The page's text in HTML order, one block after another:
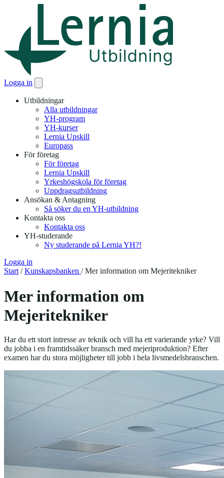
Logga in
Utbildningar
Alla utbildningar
YH-program
YH-kurser
Lernia Upskill
Europass
För företag
För företag
Lernia Upskill
Yrkeshögskola för företag
Uppdragsutbildning
Ansökan & Antagning
Så söker du en YH-utbildning
Kontakta oss
Kontakta oss
YH-studerande
Ny studerande på Lernia YH?!
Logga in
Start /Kunskapsbanken /Mer information om Mejeritekniker
Mer information om
Mejeritekniker
Har du ett stort intresse av teknik och vill ha ett varierande yrke? Vill
du jobba i en framtidssäker bransch med mejeriproduktion? Efter
examen har du stora möjligheter till jobb i hela livsmedelsbranschen.